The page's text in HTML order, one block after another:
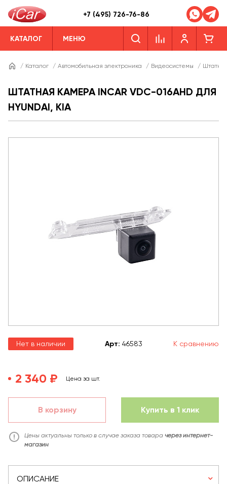
+7 (495) 726-76-86
КАТАЛОГ МЕНЮ
/ Каталог / Автомобильная электроника / Видеосистемы /
ШТАТНАЯ КАМЕРА INCAR VDC-016AHD ДЛЯ
HYUNDAI, KIA
Нет в наличии Арт: 46583 К сравнению
2 340 ₽ Цена за шт.
В корзину Купить в 1 клик
Цены актуальны только в случае заказа товара через интернет-
магазин
ОПИСАНИЕ